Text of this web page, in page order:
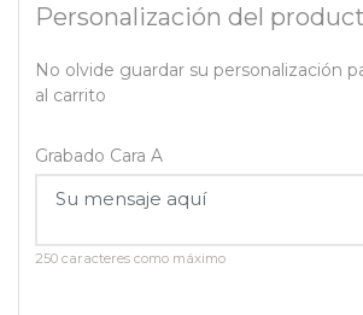
Personalización del
No olvide guardar su personalización
al carrito
Grabado Cara A
250 caracteres como máximo